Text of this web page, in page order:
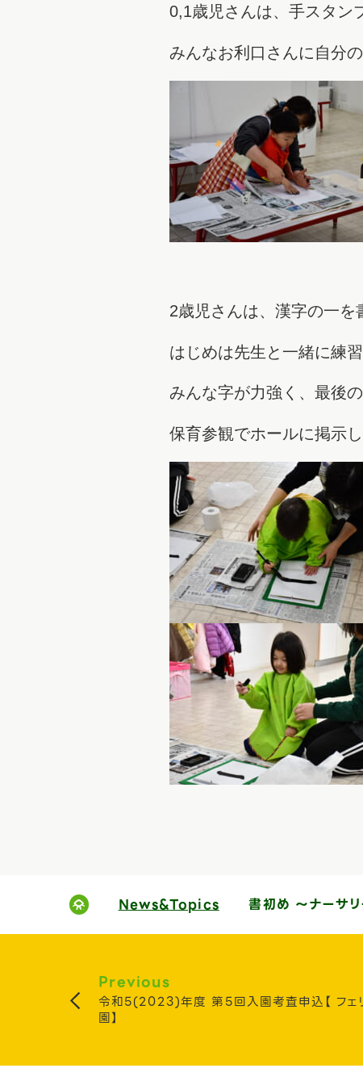
0,1歳児さんは、手スタン
みんなお利口さんに自分
2歳児さんは、漢字の一を
はじめは先生と一緒に練
みんな字が力強く、最後
保育参観でホールに掲示
News&Topics 書初め ～ナーサ
Previous
令和5(2023)年度 第5回入園考査申込【 フェ
園】